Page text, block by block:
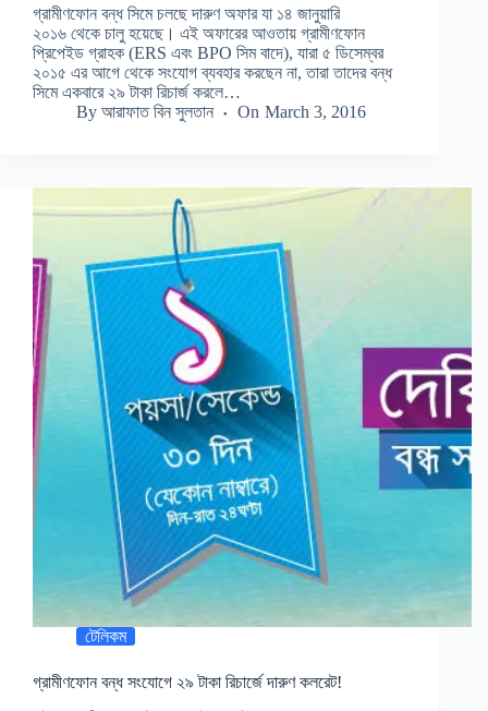
গ্রামীণফোন বন্ধ সিমে চলছে দারুণ অফার যা ১৪ জানুয়ারি
২০১৬ থেকে চালু হয়েছে। এই অফারের আওতায় গ্রামীণফোন
প্রিপেইড গ্রাহক (ERS এবং BPO সিম বাদে), যারা ৫ ডিসেম্বর
২০১৫ এর আগে থেকে সংযোগ ব্যবহার করছেন না, তারা তাদের বন্ধ
সিমে একবারে ২৯ টাকা রিচার্জ করলে…
By আরাফাত বিন সুলতান On March 3, 2016
টেলিকম
গ্রামীণফোন বন্ধ সংযোগে ২৯ টাকা রিচার্জে দারুণ কলরেট!